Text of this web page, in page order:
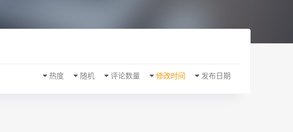
发布日期
修改时间
评论数量
随机
热度